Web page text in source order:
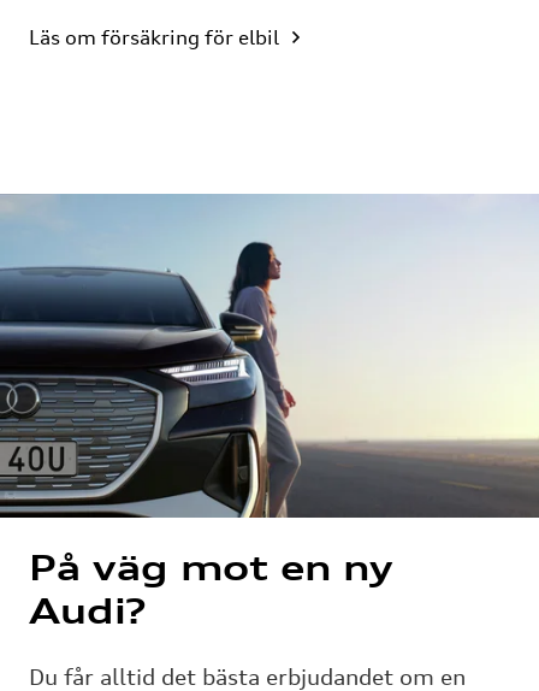
Läs om försäkring för elbil
På väg mot en ny
Audi?
Du får alltid det bästa erbjudandet om en